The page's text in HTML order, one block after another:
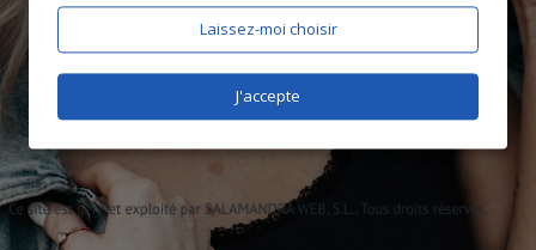
Laissez-moi choisir
J'accepte